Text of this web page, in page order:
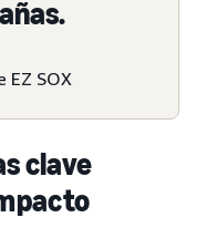
EZ SOX
clave